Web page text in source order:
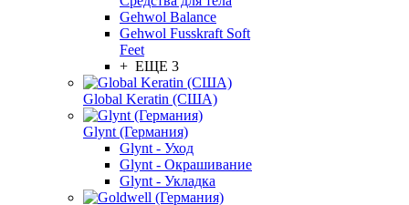
Gehwol Balance
Gehwol Fusskraft Soft
Feet
+ ЕЩЕ 3
Global Keratin (США)
Glynt (Германия)
Glynt - Уход
Glynt - Окрашивание
Glynt - Укладка